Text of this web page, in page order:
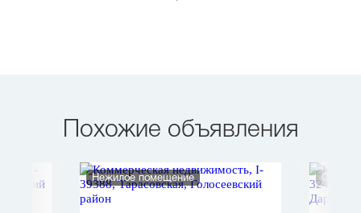
Похожие объявления
Нежилое помещение Офис